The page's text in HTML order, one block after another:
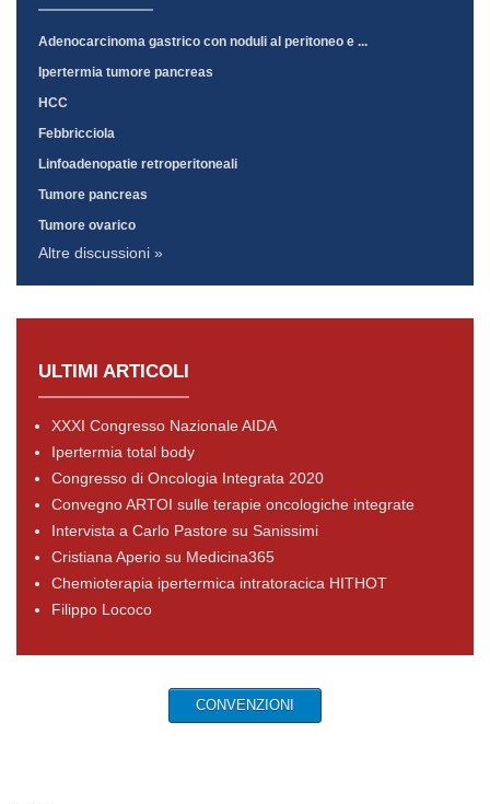
Adenocarcinoma gastrico con noduli al peritoneo e ...
Ipertermia tumore pancreas
HCC
Febbricciola
Linfoadenopatie retroperitoneali
Tumore pancreas
Tumore ovarico
Altre discussioni »
ULTIMI ARTICOLI
XXXI Congresso Nazionale AIDA
Ipertermia total body
Congresso di Oncologia Integrata 2020
Convegno ARTOI sulle terapie oncologiche integrate
Intervista a Carlo Pastore su Sanissimi
Cristiana Aperio su Medicina365
Chemioterapia ipertermica intratoracica HITHOT
Filippo Lococo
CONVENZIONI